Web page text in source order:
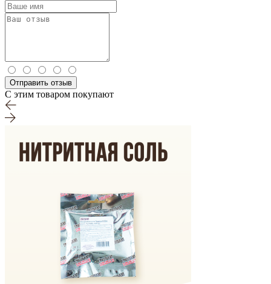
Отправить отзыв
С этим товаром покупают